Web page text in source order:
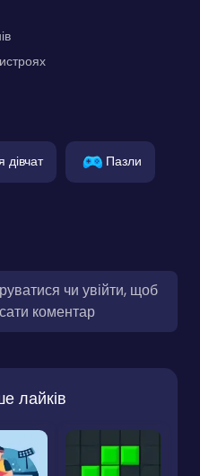
дівчат Пазли
чи увійти, щоб
коментар
лайків